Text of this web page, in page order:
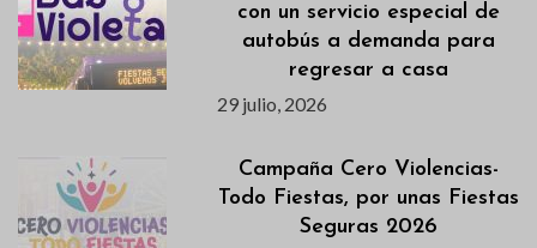
con un servicio especial de
autobús a demanda para
regresar a casa
29 julio, 2026
Campaña Cero Violencias-
Todo Fiestas, por unas Fiestas
Seguras 2026